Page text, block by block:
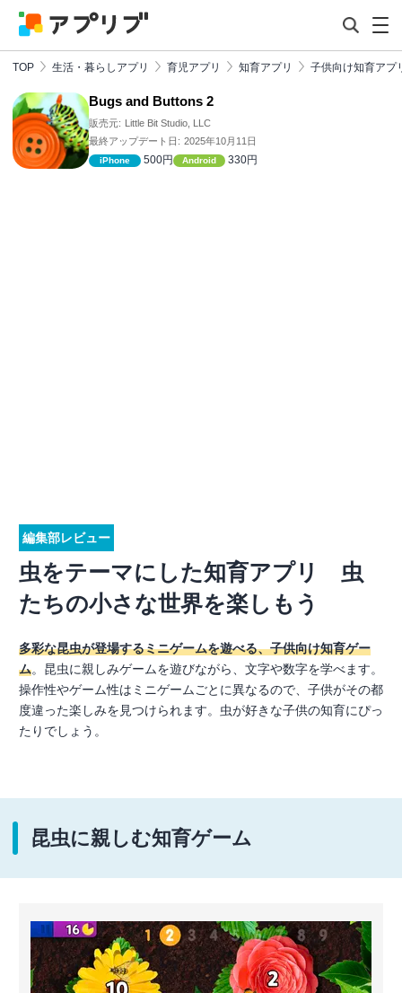
TOP 生活・暮らしアプリ 育児アプリ 知育アプリ 子供向け知育アプ
Bugs and Buttons 2
販売元: Little Bit Studio, LLC
最終アップデート日: 2025年10月11日
iPhone 500円 Android 330円
編集部レビュー
虫をテーマにした知育アプリ 虫
たちの小さな世界を楽しもう
多彩な昆虫が登場するミニゲームを遊べる、子供向け知育ゲー
ム。昆虫に親しみゲームを遊びながら、文字や数字を学べます。
操作性やゲーム性はミニゲームごとに異なるので、子供がその都
度違った楽しみを見つけられます。虫が好きな子供の知育にぴっ
たりでしょう。
昆虫に親しむ知育ゲーム